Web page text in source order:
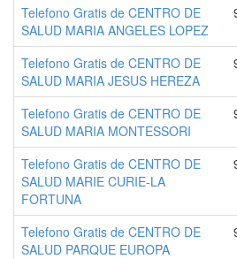
Telefono Gratis de CENTRO DE
SALUD MARIA ANGELES LOPEZ
Telefono Gratis de CENTRO DE
SALUD MARIA JESUS HEREZA
Telefono Gratis de CENTRO DE
SALUD MARIA MONTESSORI
Telefono Gratis de CENTRO DE
SALUD MARIE CURIE-LA
FORTUNA
Telefono Gratis de CENTRO DE
SALUD PARQUE EUROPA